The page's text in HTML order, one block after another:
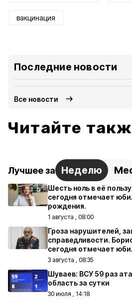
вакцинация
Последние новости
Все новости
Читайте
Лучшее за Неделю
Шесть ноль в её
сегодня отмечает
рождения.
1 августа , 08:00
Гроза нарушителей,
справедливости.
сегодня отмечает
3 августа , 08:35
Шуваев: ВСУ 59 раз
область за сутки
30 июля , 14:18